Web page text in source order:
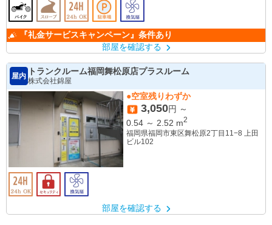
『礼金サービスキャンペーン』条件あり
部屋を確認する
屋内
トランクルーム福岡舞松原店プラスルーム
株式会社錦屋
●空室残りわずか
3,050円 ～
0.54 ～ 2.52 m2
福岡県福岡市東区舞松原2丁目11−8 上田
ビル102
部屋を確認する